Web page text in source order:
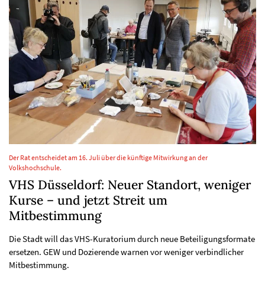
Der Rat entscheidet am 16. Juli über die künftige Mitwirkung an der
Volkshochschule.
VHS Düsseldorf: Neuer Standort, weniger
Kurse – und jetzt Streit um
Mitbestimmung
Die Stadt will das VHS-Kuratorium durch neue Beteiligungsformate
ersetzen. GEW und Dozierende warnen vor weniger verbindlicher
Mitbestimmung.